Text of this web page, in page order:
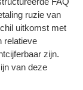
ruzie van
uitkomst met
relatieve
zijn.
van deze